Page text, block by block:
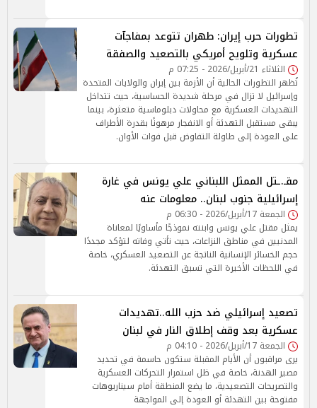
تطورات حرب إيران: طهران تتوعد بمفاجآت
عسكرية وتلويح أمريكي بالتصعيد والصفقة
الثلاثاء 21/أبريل/2026 - 07:25 م
تُظهر التطورات الحالية أن الأزمة بين إيران والولايات المتحدة
وإسرائيل لا تزال في مرحلة شديدة الحساسية، حيث تتداخل
التهديدات العسكرية مع محاولات دبلوماسية متعثرة، بينما
يبقى مستقبل التهدئة أو الانفجار مرهونًا بقدرة الأطراف
على العودة إلى طاولة التفاوض قبل فوات الأوان.
مقـ.ـتل الممثل اللبناني علي يونس في غارة
إسرائيلية جنوب لبنان.. معلومات عنه
الجمعة 17/أبريل/2026 - 06:30 م
يمثل مقتل علي يونس وابنته نموذجًا مأساويًا لمعاناة
المدنيين في مناطق النزاعات، حيث تأتي وفاته لتؤكد مجددًا
حجم الخسائر الإنسانية الناتجة عن التصعيد العسكري، خاصة
في اللحظات الأخيرة التي تسبق التهدئة.
تصعيد إسرائيلي ضد حزب الله..تهديدات
عسكرية بعد وقف إطلاق النار في لبنان
الجمعة 17/أبريل/2026 - 04:10 م
يرى مراقبون أن الأيام المقبلة ستكون حاسمة في تحديد
مصير الهدنة، خاصة في ظل استمرار التحركات العسكرية
والتصريحات التصعيدية، ما يضع المنطقة أمام سيناريوهات
مفتوحة بين التهدئة أو العودة إلى المواجهة